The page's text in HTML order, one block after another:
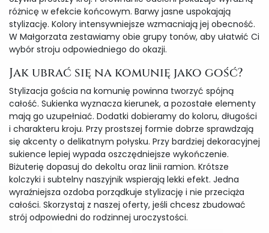
różnicę w efekcie końcowym. Barwy jasne uspokajają
stylizację. Kolory intensywniejsze wzmacniają jej obecność.
W Małgorzata zestawiamy obie grupy tonów, aby ułatwić Ci
wybór stroju odpowiedniego do okazji.
Jak ubrać się na komunię jako gość?
Stylizacja gościa na komunię powinna tworzyć spójną
całość. Sukienka wyznacza kierunek, a pozostałe elementy
mają go uzupełniać. Dodatki dobieramy do koloru, długości
i charakteru kroju. Przy prostszej formie dobrze sprawdzają
się akcenty o delikatnym połysku. Przy bardziej dekoracyjnej
sukience lepiej wypada oszczędniejsze wykończenie.
Biżuterię dopasuj do dekoltu oraz linii ramion. Krótsze
kolczyki i subtelny naszyjnik wspierają lekki efekt. Jedna
wyraźniejsza ozdoba porządkuje stylizację i nie przeciąża
całości. Skorzystaj z naszej oferty, jeśli chcesz zbudować
strój odpowiedni do rodzinnej uroczystości.